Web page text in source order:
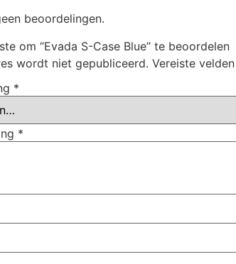
beoordelingen.
om “Evada S-Case Blue” te beoordelen
wordt niet gepubliceerd. Vereiste
*
*